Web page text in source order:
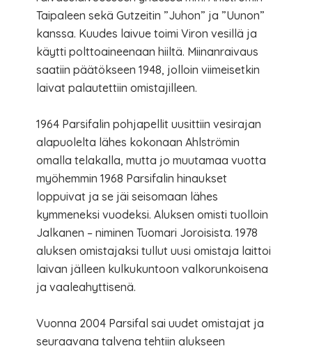
Taipaleen sekä Gutzeitin ”Juhon” ja ”Uunon”
kanssa. Kuudes laivue toimi Viron vesillä ja
käytti polttoaineenaan hiiltä. Miinanraivaus
saatiin päätökseen 1948, jolloin viimeisetkin
laivat palautettiin omistajilleen.
1964 Parsifalin pohjapellit uusittiin vesirajan
alapuolelta lähes kokonaan Ahlströmin
omalla telakalla, mutta jo muutamaa vuotta
myöhemmin 1968 Parsifalin hinaukset
loppuivat ja se jäi seisomaan lähes
kymmeneksi vuodeksi. Aluksen omisti tuolloin
Jalkanen – niminen Tuomari Joroisista. 1978
aluksen omistajaksi tullut uusi omistaja laittoi
laivan jälleen kulkukuntoon valkorunkoisena
ja vaaleahyttisenä.
Vuonna 2004 Parsifal sai uudet omistajat ja
seuraavana talvena tehtiin alukseen